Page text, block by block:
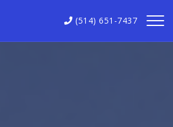
(514) 651-7437